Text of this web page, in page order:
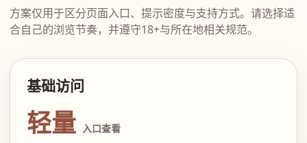
方案仅用于区分页面入口、提示密度与支持方式。请选择适
合自己的浏览节奏，并遵守18+与所在地相关规范。
基础访问
轻量 入口查看